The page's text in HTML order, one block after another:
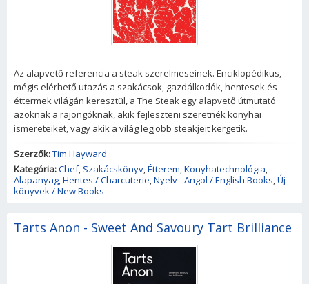
Az alapvető referencia a steak szerelmeseinek. Enciklopédikus,
mégis elérhető utazás a szakácsok, gazdálkodók, hentesek és
éttermek világán keresztül, a The Steak egy alapvető útmutató
azoknak a rajongóknak, akik fejleszteni szeretnék konyhai
ismereteiket, vagy akik a világ legjobb steakjeit kergetik.
Szerzők:Tim Hayward
Kategória:Chef, Szakácskönyv,Étterem,Konyhatechnológia,
Alapanyag,Hentes / Charcuterie,Nyelv - Angol / English Books,Új
könyvek / New Books
Tarts Anon - Sweet And Savoury Tart Brilliance